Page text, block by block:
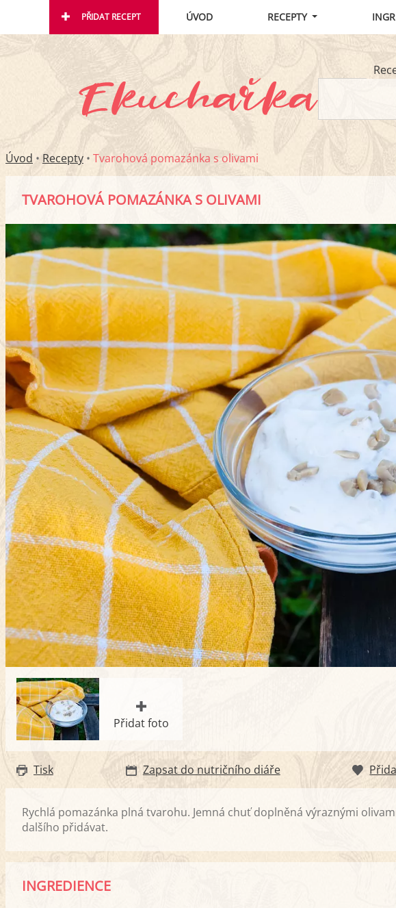
PŘIDAT RECEPT ÚVOD RECEPTY
Úvod • Recepty • Tvarohová pomazánka s olivami
TVAROHOVÁ POMAZÁNKA S OLIVAMI
Přidat foto
Tisk Zapsat do nutričního diáře
Rychlá pomazánka plná tvarohu. Jemná chuť doplněná výraznými
dalšího přidávat.
INGREDIENCE